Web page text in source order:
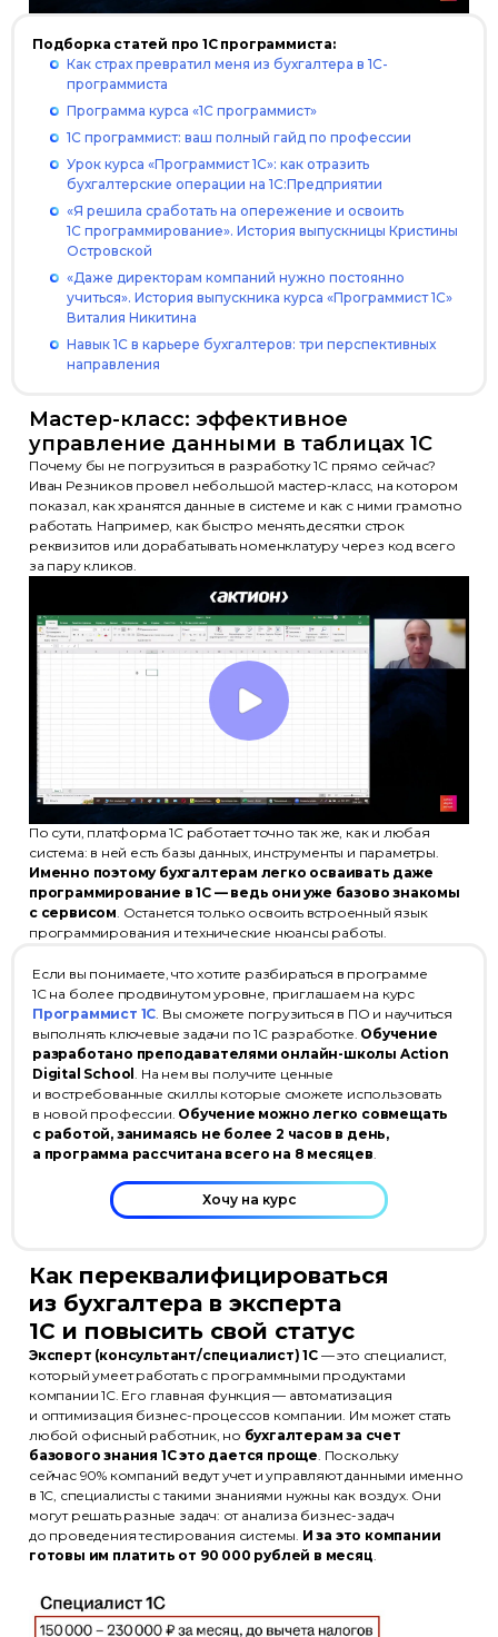
Подборка статей про 1С программиста:
Как страх превратил меня из бухгалтера в 1С-
программиста
Программа курса «1С программист»
1С программист: ваш полный гайд по профессии
Урок курса «Программист 1С»: как отразить
бухгалтерские операции на 1С:Предприятии
«Я решила сработать на опережение и освоить
1С программирование». История выпускницы Кристины
Островской
«Даже директорам компаний нужно постоянно
учиться». История выпускника курса «Программист 1С»
Виталия Никитина
Навык 1С в карьере бухгалтеров: три перспективных
направления
Мастер-класс: эффективное
управление данными в таблицах 1С
Почему бы не погрузиться в разработку 1С прямо сейчас?
Иван Резников провел небольшой мастер-класс, на котором
показал, как хранятся данные в системе и как с ними грамотно
работать. Например, как быстро менять десятки строк
реквизитов или дорабатывать номенклатуру через код всего
за пару кликов.
По сути, платформа 1С работает точно так же, как и любая
система: в ней есть базы данных, инструменты и параметры.
Именно поэтому бухгалтерам легко осваивать даже
программирование в 1С — ведь они уже базово знакомы
с сервисом. Останется только освоить встроенный язык
программирования и технические нюансы работы.
Если вы понимаете, что хотите разбираться в программе
1С на более продвинутом уровне, приглашаем на курс
Программист 1С. Вы сможете погрузиться в ПО и научиться
выполнять ключевые задачи по 1С разработке. Обучение
разработано преподавателями онлайн-школы Action
Digital School. На нем вы получите ценные
и востребованные скиллы которые сможете использовать
в новой профессии. Обучение можно легко совмещать
с работой, занимаясь не более 2 часов в день,
а программа рассчитана всего на 8 месяцев.
Хочу на курс
Как переквалифицироваться
из бухгалтера в эксперта
1С и повысить свой статус
Эксперт (консультант/специалист) 1С — это специалист,
который умеет работать с программными продуктами
компании 1С. Его главная функция — автоматизация
и оптимизация бизнес-процессов компании. Им может стать
любой офисный работник, но бухгалтерам за счет
базового знания 1С это дается проще. Поскольку
сейчас 90% компаний ведут учет и управляют данными именно
в 1С, специалисты с такими знаниями нужны как воздух. Они
могут решать разные задач: от анализа бизнес-задач
до проведения тестирования системы. И за это компании
готовы им платить от 90 000 рублей в месяц.